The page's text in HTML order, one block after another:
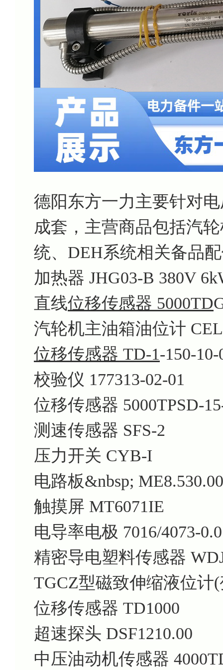
德阳东方一力主要针对
成套，主营商品包括汽
统、DEH系统相关备品
加热器 JHG03-B 380V
直线位移传感器 5000TD
汽轮机主油箱油位计
位移传感器 TD-1-150-10-
校验仪 177313-02-01
位移传感器 5000TPSD-
测速传感器 SFS-2
压力开关 CYB-I
电路板&nbsp;
触摸屏 MT6071IE
电导率电极 7016/4073-
精密导电塑料传感器
TGCZ型磁致伸缩液位计
位移传感器 TD1000
超速探头 DSF1210.00
中压油动机传感器